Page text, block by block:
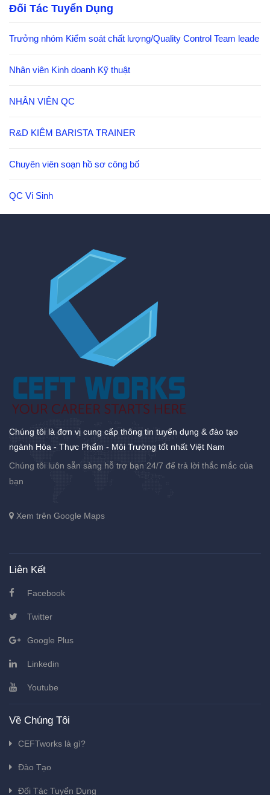
Đối Tác Tuyển Dụng
Trưởng nhóm Kiểm soát chất lượng/Quality Control Team leade
Nhân viên Kinh doanh Kỹ thuật
NHÂN VIÊN QC
R&D KIÊM BARISTA TRAINER
Chuyên viên soạn hồ sơ công bố
QC Vi Sinh
Chúng tôi là đơn vị cung cấp thông tin tuyển dụng & đào tạo
ngành Hóa - Thực Phẩm - Môi Trường tốt nhất Việt Nam
Chúng tôi luôn sẵn sàng hỗ trợ bạn 24/7 để trả lời thắc mắc của
bạn
Xem trên Google Maps
Liên Kết
Facebook
Twitter
Google Plus
Linkedin
Youtube
Về Chúng Tôi
CEFTworks là gì?
Đào Tạo
Đối Tác Tuyển Dụng